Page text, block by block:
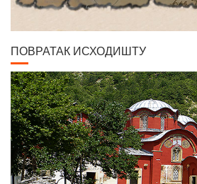
ПОВРАТАК ИСХОДИШТУ